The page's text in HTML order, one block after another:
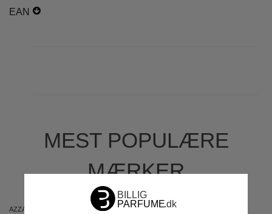
EAN
MEST POPULÆRE
MÆRKER
AZZARO ARIANA GRANDE